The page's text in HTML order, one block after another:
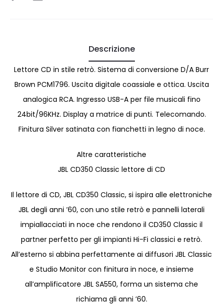
Descrizione
Lettore CD in stile retrò. Sistema di conversione D/A Burr
Brown PCM1796. Uscita digitale coassiale e ottica. Uscita
analogica RCA. Ingresso USB-A per file musicali fino
24bit/96KHz. Display a matrice di punti. Telecomando.
Finitura Silver satinata con fianchetti in legno di noce.
Altre caratteristiche
JBL CD350 Classic lettore di CD
Il lettore di CD, JBL CD350 Classic, si ispira alle elettroniche
JBL degli anni ’60, con uno stile retrò e pannelli laterali
impiallacciati in noce che rendono il CD350 Classic il
partner perfetto per gli impianti Hi-Fi classici e retrò.
All’esterno si abbina perfettamente ai diffusori JBL Classic
e Studio Monitor con finitura in noce, e insieme
all’amplificatore JBL SA550, forma un sistema che
richiama gli anni ’60.